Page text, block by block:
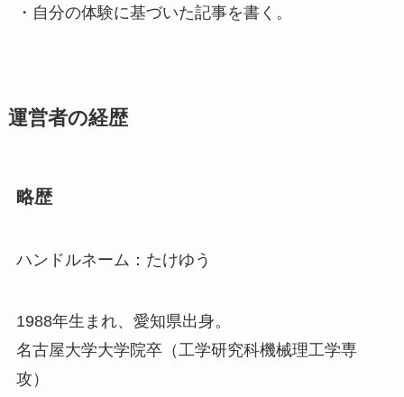
・自分の体験に基づいた記事を書く。
運営者の経歴
略歴
ハンドルネーム：たけゆう
1988年生まれ、愛知県出身。
名古屋大学大学院卒（工学研究科機械理工学専
攻）